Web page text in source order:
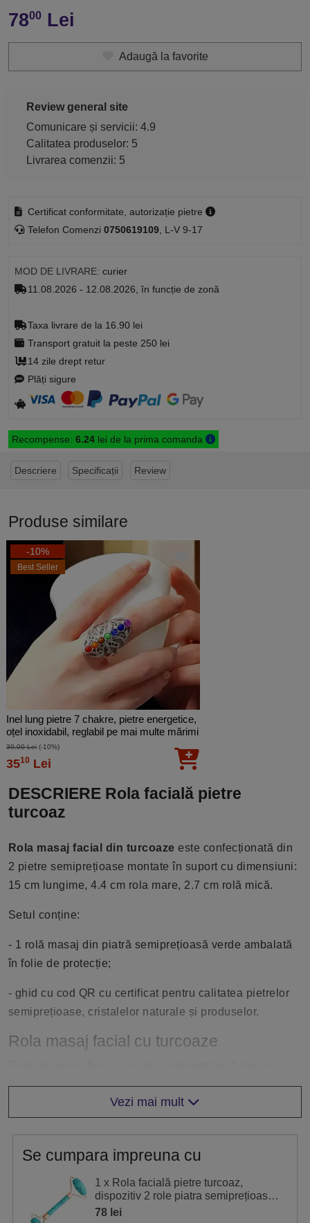
7800Lei
Adaugă la favorite
Review general site
Comunicare și servicii: 4.9
Calitatea produselor: 5
Livrarea comenzii: 5
Certificat conformitate, autorizație pietre
Telefon Comenzi 0750619109, L-V 9-17
MOD DE LIVRARE: curier
11.08.2026 - 12.08.2026, în funcție de zonă
Taxa livrare de la 16.90 lei
Transport gratuit la peste 250 lei
14 zile drept retur
Plăți sigure
Recompense: 6.24lei de la prima comanda
Descriere Specificații Review
Produse similare
-10%
Best Seller
Inel lung pietre 7 chakre, pietre energetice,
oțel inoxidabil, reglabil pe mai multe mărimi
39,00 Lei (-10%)
3510 Lei
DESCRIERE Rola facială pietre
turcoaz
Rola masaj facial din turcoaze este confecționată din
2 pietre semiprețioase montate în suport cu dimensiuni:
15 cm lungime, 4.4 cm rola mare, 2.7 cm rolă mică.
Setul conține:
- 1 rolă masaj din piatră semiprețioasă verde ambalată
în folie de protecție;
- ghid cu cod QR cu certificat pentru calitatea pietrelor
semiprețioase, cristalelor naturale și produselor.
Rola masaj facial cu turcoaze
ajută la elasticitatea pieli, eliminarea stresului și
tensiunii din corp și ajută la stimularea sistemului
limfatic și drenajului.
Utilizare rolă masaj cu turcoaze
Poate fi utilizată pe ten cu serumuri, creme, uleiuri
hidratante pentru masajul chipului.
Vezi mai mult
Se cumpara impreuna cu
1 x Rola facială pietre turcoaz,
dispozitiv 2 role piatra semiprețioasă
pentru elasticitate piele
78 lei